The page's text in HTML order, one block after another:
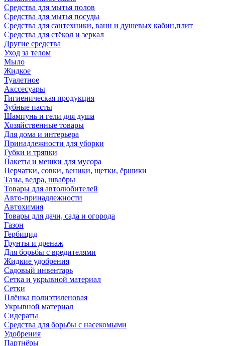
Средства для мытья полов
Средства для мытья посуды
Средства для сантехники, ванн и душевых кабин,плит
Средства для стёкол и зеркал
Другие средства
Уход за телом
Мыло
Жидкое
Туалетное
Акссесуары
Гигиеническая продукция
Зубные пасты
Шампунь и гели для душа
Хозяйственные товары
Для дома и интерьера
Принадлежности для уборки
Губки и тряпки
Пакеты и мешки для мусора
Перчатки, совки, веники, щетки, ёршики
Тазы, ведра, швабры
Товары для автолюбителей
Авто-принадлежности
Автохимия
Товары для дачи, сада и огорода
Газон
Гербицид
Грунты и дренаж
Для борьбы с вредителями
Жидкие удобрения
Садовый инвентарь
Сетка и укрывной материал
Сетки
Плёнка полиэтиленовая
Укрывной материал
Сидераты
Средства для борьбы с насекомыми
Удобрения
Партнёры